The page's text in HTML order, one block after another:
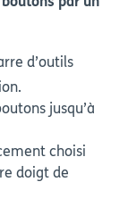
d’outils
jusqu’à
choisi
doigt de